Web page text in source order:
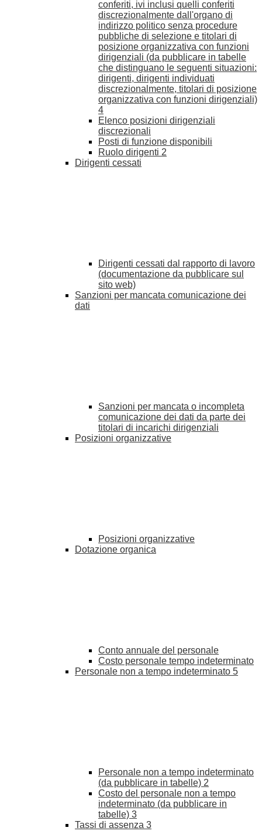
conferiti, ivi inclusi quelli conferiti
discrezionalmente dall'organo di
indirizzo politico senza procedure
pubbliche di selezione e titolari di
posizione organizzativa con funzioni
dirigenziali (da pubblicare in tabelle
che distinguano le seguenti situazioni:
dirigenti, dirigenti individuati
discrezionalmente, titolari di posizione
organizzativa con funzioni dirigenziali)
4
Elenco posizioni dirigenziali
discrezionali
Posti di funzione disponibili
Ruolo dirigenti 2
Dirigenti cessati
Dirigenti cessati dal rapporto di lavoro
(documentazione da pubblicare sul
sito web)
Sanzioni per mancata comunicazione dei
dati
Sanzioni per mancata o incompleta
comunicazione dei dati da parte dei
titolari di incarichi dirigenziali
Posizioni organizzative
Posizioni organizzative
Dotazione organica
Conto annuale del personale
Costo personale tempo indeterminato
Personale non a tempo indeterminato 5
Personale non a tempo indeterminato
(da pubblicare in tabelle) 2
Costo del personale non a tempo
indeterminato (da pubblicare in
tabelle) 3
Tassi di assenza 3